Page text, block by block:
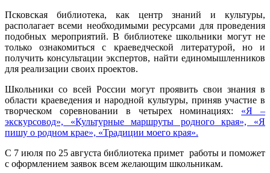
Псковская библиотека, как центр знаний и культуры,
располагает всеми необходимыми ресурсами для проведения
подобных мероприятий. В библиотеке школьники могут не
только ознакомиться с краеведческой литературой, но и
получить консультации экспертов, найти единомышленников
для реализации своих проектов.
Школьники со всей России могут проявить свои знания в
области краеведения и народной культуры, приняв участие в
творческом соревновании в четырех номинациях: «Я –
экскурсовод», «Культурные маршруты родного края», «Я
пишу о родном крае», «Традиции моего края».
С 7 июля по 25 августа библиотека примет работы и поможет
с оформлением заявок всем желающим школьникам.